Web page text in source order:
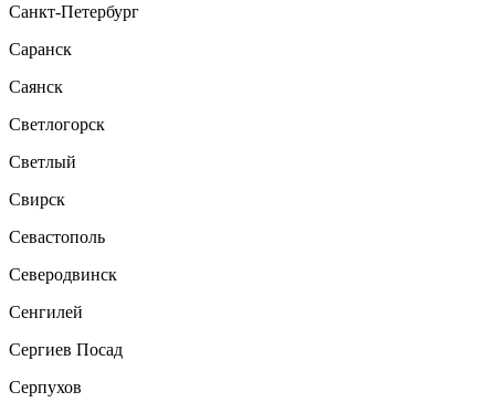
Санкт-Петербург
Саранск
Саянск
Светлогорск
Светлый
Свирск
Севастополь
Северодвинск
Сенгилей
Сергиев Посад
Серпухов